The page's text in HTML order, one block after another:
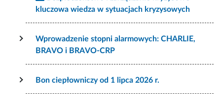
kluczowa wiedza w sytuacjach kryzysowych
Wprowadzenie stopni alarmowych: CHARLIE,
BRAVO i BRAVO-CRP
Bon ciepłowniczy od 1 lipca 2026 r.